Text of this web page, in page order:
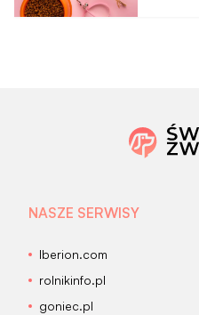
NASZE SERWISY
Iberion.com
rolnikinfo.pl
goniec.pl